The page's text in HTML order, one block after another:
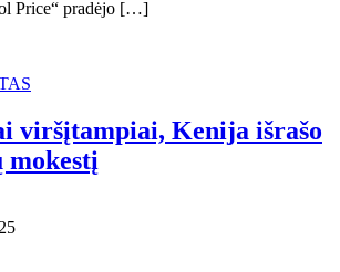
Price“ pradėjo […]
viršįtampiai, Kenija išrašo